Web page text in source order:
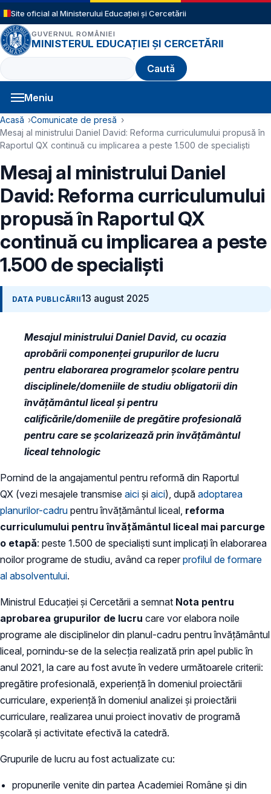
Sari la conținutul principal
Site oficial al Ministerului Educației și Cercetării
GUVERNUL ROMÂNIEI
MINISTERUL EDUCAȚIEI ȘI CERCETĂRII
Caută
Meniu
Navigație principală
Cale de navigare
Acasă
Comunicate de presă
Mesaj al ministrului Daniel David: Reforma curriculumului propusă în
Raportul QX continuă cu implicarea a peste 1.500 de specialiști
Mesaj al ministrului Daniel
David: Reforma curriculumului
propusă în Raportul QX
continuă cu implicarea a peste
1.500 de specialiști
DATA PUBLICĂRII13 august 2025
Mesajul ministrului Daniel David, cu ocazia
aprobării componenței grupurilor de lucru
pentru elaborarea programelor școlare pentru
disciplinele/domeniile de studiu obligatorii din
învățământul liceal și pentru
calificările/domeniile de pregătire profesională
pentru care se școlarizează prin învățământul
liceal tehnologic
Pornind de la angajamentul pentru reformă din Raportul
QX (vezi mesajele transmise aici și aici), după adoptarea
planurilor-cadru pentru învățământul liceal, reforma
curriculumului pentru învățământul liceal mai parcurge
o etapă: peste 1.500 de specialiști sunt implicați în elaborarea
noilor programe de studiu, având ca reper profilul de formare
al absolventului.
Ministrul Educației și Cercetării a semnat Nota pentru
aprobarea grupurilor de lucru care vor elabora noile
programe ale disciplinelor din planul-cadru pentru învățământul
liceal, pornindu-se de la selecția realizată prin apel public în
anul 2021, la care au fost avute în vedere următoarele criterii:
pregătire profesională, experiență în domeniul proiectării
curriculare, experiență în domeniul analizei și proiectării
curriculare, realizarea unui proiect inovativ de programă
școlară și activitate efectivă la catedră.
Grupurile de lucru au fost actualizate cu:
propunerile venite din partea Academiei Române și din